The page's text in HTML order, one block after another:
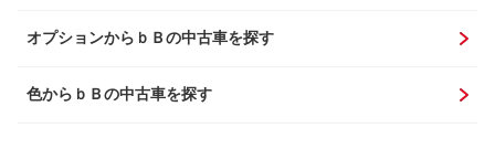
オプションからｂＢの中古車を探す
色からｂＢの中古車を探す